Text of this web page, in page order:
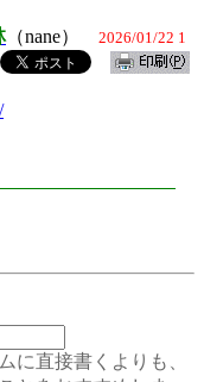
（nane） 2026/01/22 1
接書くよりも、